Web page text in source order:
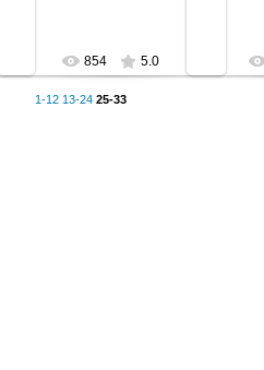
854 5.0
1-12 13-24 25-33